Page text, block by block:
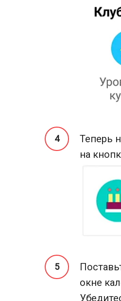
Теперь
на
окне